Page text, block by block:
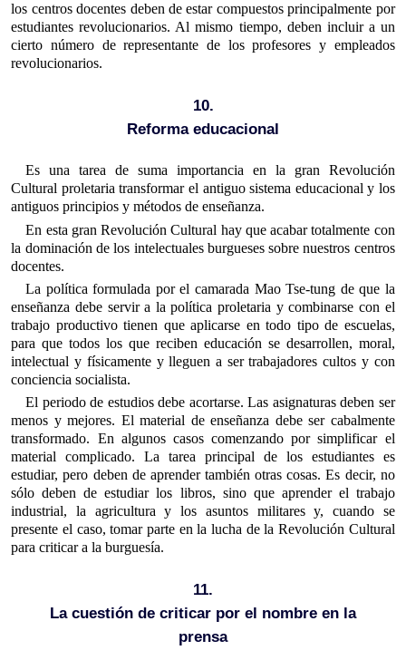
los centros docentes deben de estar compuestos principalmente por
estudiantes revolucionarios. Al mismo tiempo, deben incluir a un
cierto número de representante de los profesores y empleados
revolucionarios.
10.
Reforma educacional
Es una tarea de suma importancia en la gran Revolución
Cultural proletaria transformar el antiguo sistema educacional y los
antiguos principios y métodos de enseñanza.
En esta gran Revolución Cultural hay que acabar totalmente con
la dominación de los intelectuales burgueses sobre nuestros centros
docentes.
La política formulada por el camarada Mao Tse-tung de que la
enseñanza debe servir a la política proletaria y combinarse con el
trabajo productivo tienen que aplicarse en todo tipo de escuelas,
para que todos los que reciben educación se desarrollen, moral,
intelectual y físicamente y lleguen a ser trabajadores cultos y con
conciencia socialista.
El periodo de estudios debe acortarse. Las asignaturas deben ser
menos y mejores. El material de enseñanza debe ser cabalmente
transformado. En algunos casos comenzando por simplificar el
material complicado. La tarea principal de los estudiantes es
estudiar, pero deben de aprender también otras cosas. Es decir, no
sólo deben de estudiar los libros, sino que aprender el trabajo
industrial, la agricultura y los asuntos militares y, cuando se
presente el caso, tomar parte en la lucha de la Revolución Cultural
para criticar a la burguesía.
11.
La cuestión de criticar por el nombre en la
prensa